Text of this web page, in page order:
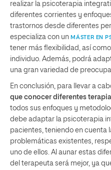
realizar la psicoterapia
diferentes corrientes y
trastornos desde diferentes
especializa con un MÁSTER EN
tener más flexibilidad, así
individuo. Además, podrá
una gran variedad de
En conclusión, para llevar a
que conocer diferentes
todos sus enfoques y
debe adaptar la psicoterapia
pacientes, teniendo en cuenta
problemáticas existentes,
uno de ellos. Al aunar estas
del terapeuta será mejor, ya